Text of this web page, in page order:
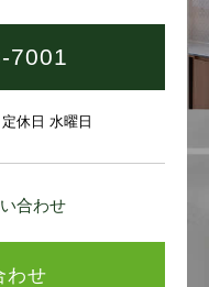
7001
休日 水曜日
合わせ
わせ